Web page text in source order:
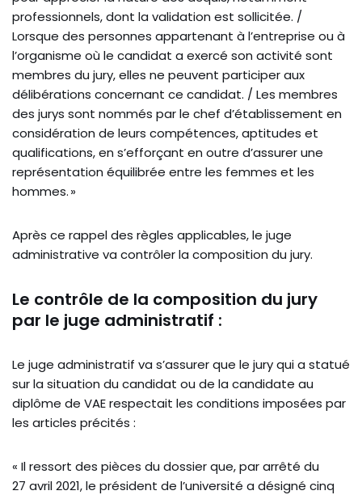
professionnels, dont la validation est sollicitée. /
Lorsque des personnes appartenant à l’entreprise ou à
l’organisme où le candidat a exercé son activité sont
membres du jury, elles ne peuvent participer aux
délibérations concernant ce candidat. / Les membres
des jurys sont nommés par le chef d’établissement en
considération de leurs compétences, aptitudes et
qualifications, en s’efforçant en outre d’assurer une
représentation équilibrée entre les femmes et les
hommes. »
Après ce rappel des règles applicables, le juge
administrative va contrôler la composition du jury.
Le contrôle de la composition du jury
par le juge administratif :
Le juge administratif va s’assurer que le jury qui a statué
sur la situation du candidat ou de la candidate au
diplôme de VAE respectait les conditions imposées par
les articles précités :
« Il ressort des pièces du dossier que, par arrêté du
27 avril 2021, le président de l’université a désigné cinq